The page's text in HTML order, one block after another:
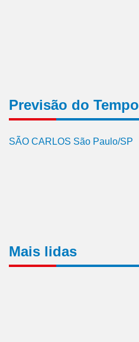
Previsão do Tempo
SÃO CARLOS São Paulo/SP
Mais lidas